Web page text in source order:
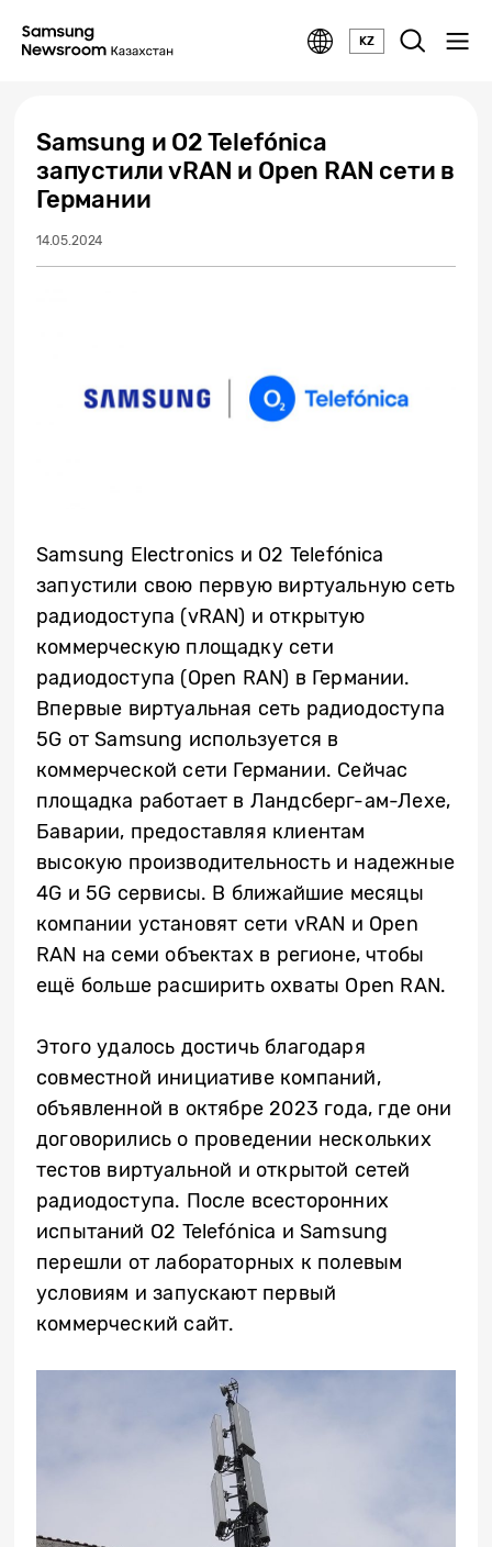
KZ
Samsung и O2 Telefónica
запустили vRAN и Open RAN сети в
Германии
14.05.2024
Samsung Electronics и O2 Telefónica
запустили свою первую виртуальную сеть
радиодоступа (vRAN) и открытую
коммерческую площадку сети
радиодоступа (Open RAN) в Германии.
Впервые виртуальная сеть радиодоступа
5G от Samsung используется в
коммерческой сети Германии. Сейчас
площадка работает в Ландсберг-ам-Лехе,
Баварии, предоставляя клиентам
высокую производительность и надежные
4G и 5G сервисы. В ближайшие месяцы
компании установят сети vRAN и Open
RAN на семи объектах в регионе, чтобы
ещё больше расширить охваты Open RAN.
Этого удалось достичь благодаря
совместной инициативе компаний,
объявленной в октябре 2023 года, где они
договорились о проведении нескольких
тестов виртуальной и открытой сетей
радиодоступа. После всесторонних
испытаний O2 Telefónica и Samsung
перешли от лабораторных к полевым
условиям и запускают первый
коммерческий сайт.